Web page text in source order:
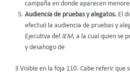
campaña en donde aparecen
Audiencia de pruebas y alegatos. El
efectuó la audiencia de pruebas y
Ejecutiva del IEM, a la cual quien se
y desahogo de
3 Visible en la foja 110. Cabe referir que